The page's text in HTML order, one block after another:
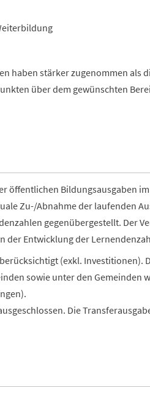
haben stärker zugenommen
über dem gewünschten
öffentlichen Bildungsausgaben
Zu-/Abnahme der laufenden
gegenübergestellt. Der
der Entwicklung der
(exkl.
sowie unter den Gemeinden
Die